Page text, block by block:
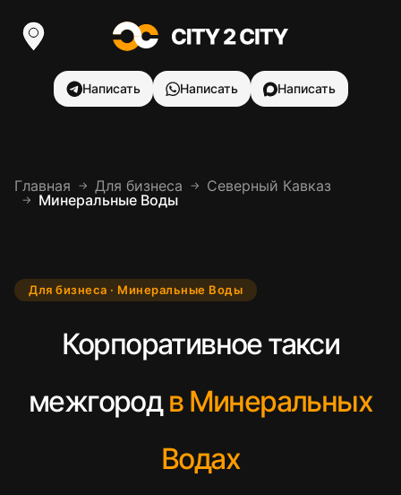
Написать Написать Написать
Главная → Для бизнеса → Северный Кавказ
→ Минеральные Воды
Для бизнеса · Минеральные Воды
Корпоративное такси
межгородв Минеральных
Водах